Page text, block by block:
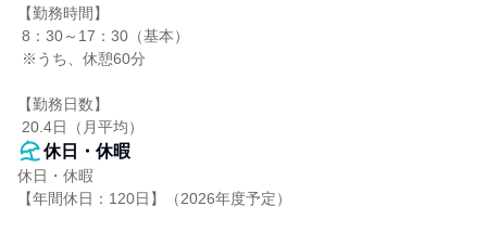
【勤務時間】
【勤務日数】
20.4日（月平均）
休日・休暇
休日・休暇
【年間休日：120日】（2026年度予定）